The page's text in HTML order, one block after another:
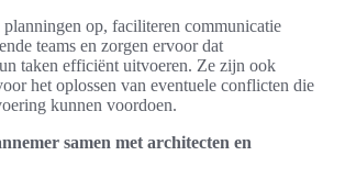
planningen op, faciliteren communicatie
teams en zorgen ervoor dat
taken efficiënt uitvoeren. Ze zijn ook
het oplossen van eventuele conflicten die
kunnen voordoen.
samen met architecten en